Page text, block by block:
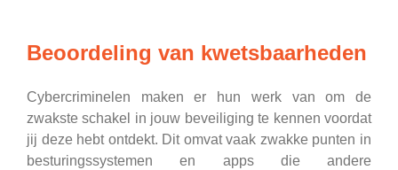
Beoordeling van kwetsbaarheden
Cybercriminelen maken er hun werk van om de
zwakste schakel in jouw beveiliging te kennen voordat
jij deze hebt ontdekt. Dit omvat vaak zwakke punten in
besturingssystemen en apps die andere